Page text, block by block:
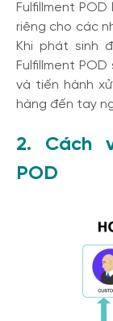
Fulfillment
riêng cho các
Khi phát sinh
Fulfillment
và tiến hành
hàng đến tay
2. Cách
POD